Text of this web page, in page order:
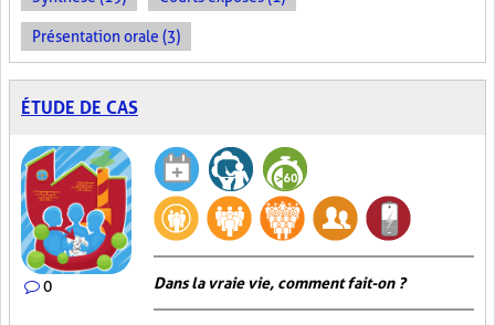
Présentation orale (3)
ÉTUDE DE CAS
0 Dans la vraie vie, comment fait-on ?